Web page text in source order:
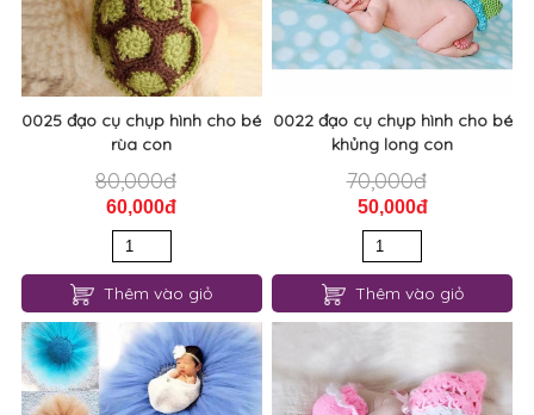
0025 đạo cụ chụp hình cho bé
rùa con
80,000đ
60,000đ
Thêm vào giỏ
0022 đạo cụ chụp hình cho bé
khủng long con
70,000đ
50,000đ
Thêm vào giỏ